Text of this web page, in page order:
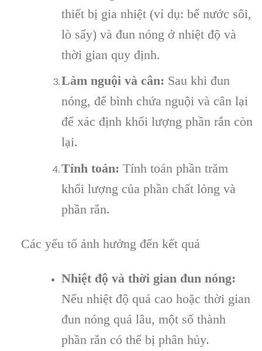
thiết bị gia nhiệt (ví dụ: bể nước sôi,
lò sấy) và đun nóng ở nhiệt độ và
thời gian quy định.
Làm nguội và cân: Sau khi đun
nóng, để bình chứa nguội và cân lại
để xác định khối lượng phần rắn còn
lại.
Tính toán: Tính toán phần trăm
khối lượng của phần chất lỏng và
phần rắn.
Các yếu tố ảnh hưởng đến kết quả
Nhiệt độ và thời gian đun nóng:
Nếu nhiệt độ quá cao hoặc thời gian
đun nóng quá lâu, một số thành
phần rắn có thể bị phân hủy.